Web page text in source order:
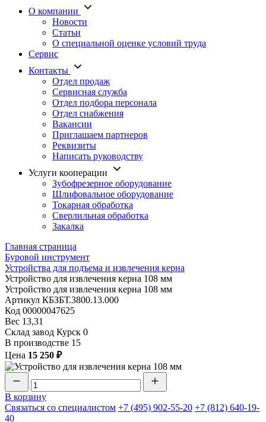
О компании
Новости
Статьи
О специальной оценке условий труда
Сервис
Контакты
Отдел продаж
Сервисная служба
Отдел подбора персонала
Отдел снабжения
Вакансии
Приглашаем партнеров
Реквизиты
Написать руководству
Услуги кооперации
Зубофрезерное оборудование
Шлифовальное оборудование
Токарная обработка
Cверлильная обработка
Закалка
Главная страница
Буровой инструмент
Устройства для подъема и извлечения керна
Устройство для извлечения керна 108 мм
Устройство для извлечения керна 108 мм
Артикул КБЗБТ.3800.13.000
Код 00000047625
Вес 13,31
Склад завод Курск 0
В производстве 15
Цена 15 250 ₽
В корзину
Связаться со специалистом +7 (495) 902-55-20 +7 (812) 640-19-
40